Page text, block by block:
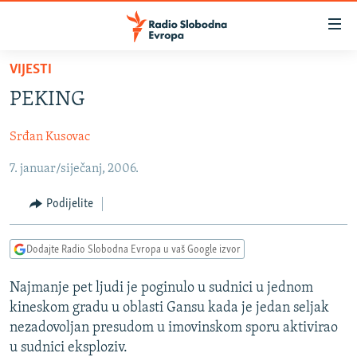
Pređite
glavni
Pređite
na
navigaciju
Pređite
na
pretragu
SRBIJA
KOSOVO
CRNA GORA
VIZUELNO
VIDEO
FOTOGALERIJE
INFOGRAFIKE
PODCASTI
RAT U UKRAJINI
KINA NA BALKANU
RSE PRIČE IZ SVIJETA
VIJESTI
PEKING
Srđan Kusovac
7. januar/siječanj, 2006.
Podijelite
Dodajte Radio Slobodna Evropa u vaš Google izvor
Najmanje pet ljudi je poginulo u sudnici u jednom
kineskom gradu u oblasti Gansu kada je jedan seljak
nezadovoljan presudom u imovinskom sporu aktivirao
u sudnici eksploziv.